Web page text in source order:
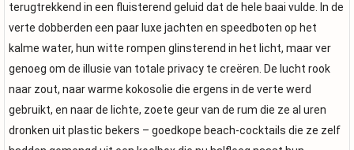
terugtrekkend in een fluisterend geluid dat de hele baai vulde. In de
verte dobberden een paar luxe jachten en speedboten op het
kalme water, hun witte rompen glinsterend in het licht, maar ver
genoeg om de illusie van totale privacy te creëren. De lucht rook
naar zout, naar warme kokosolie die ergens in de verte werd
gebruikt, en naar de lichte, zoete geur van de rum die ze al uren
dronken uit plastic bekers – goedkope beach-cocktails die ze zelf